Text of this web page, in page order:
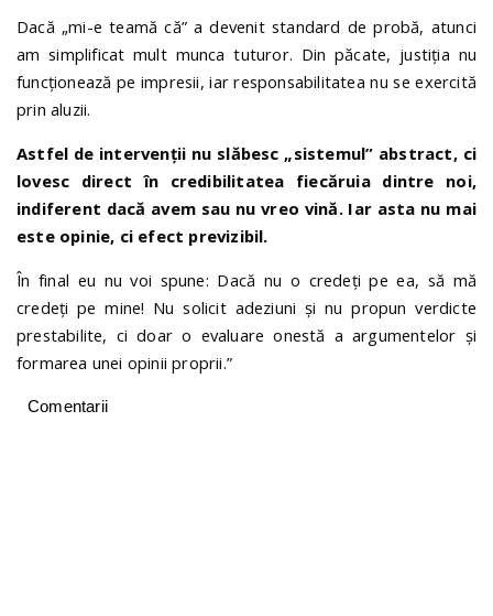
Dacă „mi-e teamă că” a devenit standard de probă, atunci
am simplificat mult munca tuturor. Din păcate, justiția nu
funcționează pe impresii, iar responsabilitatea nu se exercită
prin aluzii.
Astfel de intervenții nu slăbesc „sistemul” abstract, ci
lovesc direct în credibilitatea fiecăruia dintre noi,
indiferent dacă avem sau nu vreo vină. Iar asta nu mai
este opinie, ci efect previzibil.
În final eu nu voi spune: Dacă nu o credeţi pe ea, să mă
credeţi pe mine! Nu solicit adeziuni și nu propun verdicte
prestabilite, ci doar o evaluare onestă a argumentelor și
formarea unei opinii proprii.”
Comentarii